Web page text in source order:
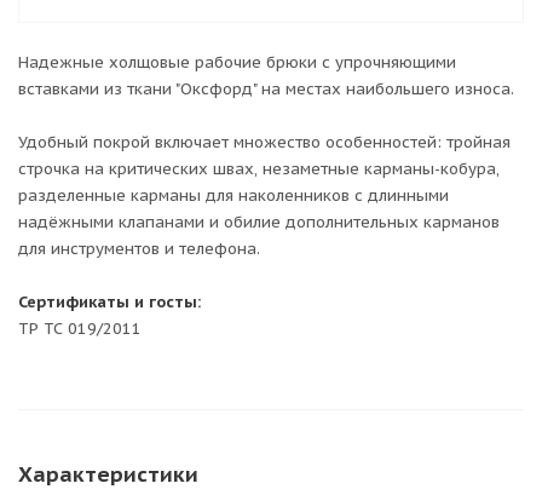
Надежные холщовые рабочие брюки с упрочняющими
вставками из ткани "Оксфорд" на местах наибольшего износа.
Удобный покрой включает множество особенностей: тройная
строчка на критических швах, незаметные карманы-кобура,
разделенные карманы для наколенников с длинными
надёжными клапанами и обилие дополнительных карманов
для инструментов и телефона.
Сертификаты и госты:
ТР ТС 019/2011
Характеристики